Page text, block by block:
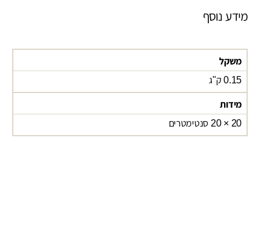
מידע נוסף
משקל
0.15 ק"ג
מידות
20 × 20 סנטימטרים